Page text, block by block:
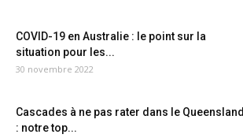
COVID-19 en Australie : le point sur la
situation pour les...
30 novembre 2022
Cascades à ne pas rater dans le Queensland
: notre top...